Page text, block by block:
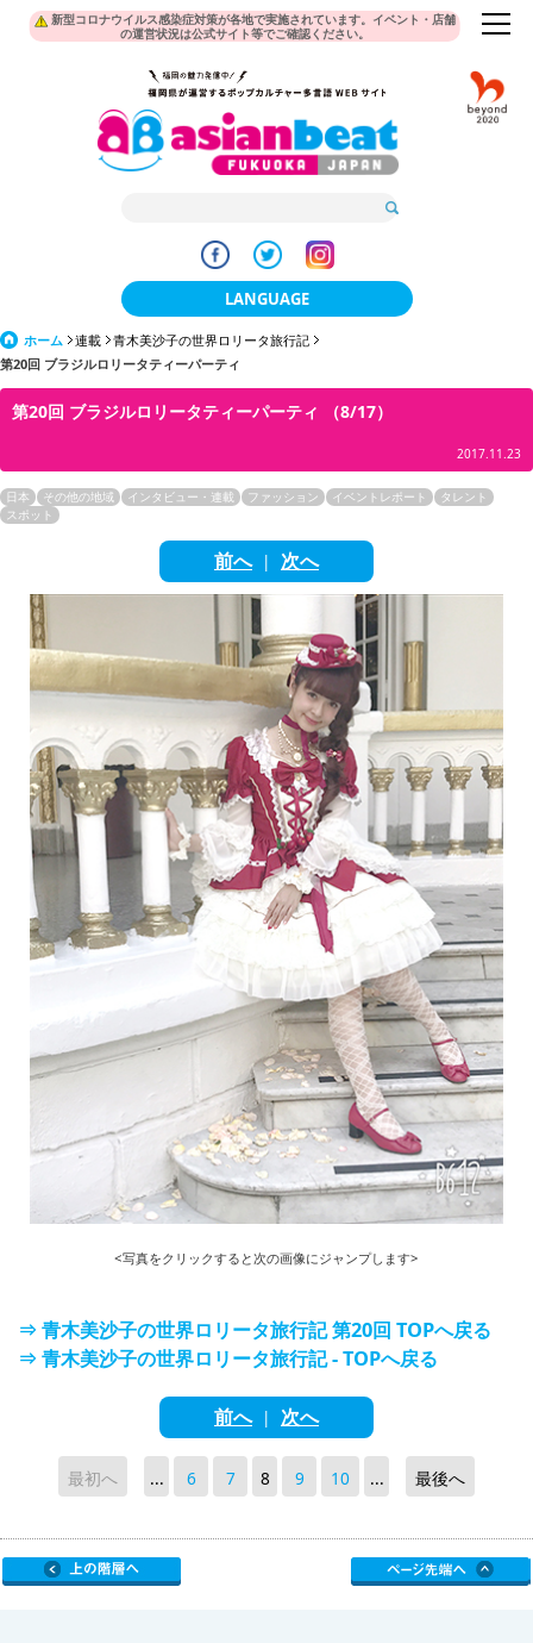
新型コロナウイルス感染症対策が各地で実施されています。イベント・店舗
の運営状況は公式サイト等でご確認ください。
LANGUAGE
日本語
한국어
繁體中文
English
ภาษาไทย
tiéng Viêt
Bahasa Indonesia
ホーム 連載
青木美沙子の世界ロリータ旅行記
第20回 ブラジルロリータティーパーティ
第20回 ブラジルロリータティーパーティ （8/17）
2017.11.23
日本 その他の地域 インタビュー・連載 ファッション イベントレポート
タレント
スポット
前へ| 次へ
<写真をクリックすると次の画像にジャンプします>
⇒ 青木美沙子の世界ロリータ旅行記 第20回 TOPへ戻る
⇒ 青木美沙子の世界ロリータ旅行記 - TOPへ戻る
前へ| 次へ
最初へ ... 6 7 8 9 10 ... 最後へ